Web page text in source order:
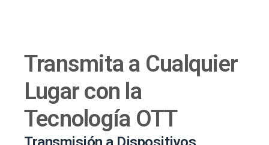
Transmita a Cualquier
Lugar con la
Tecnología OTT